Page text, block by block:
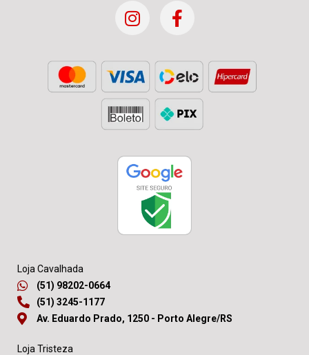
Loja Cavalhada
(51) 98202-0664
(51) 3245-1177
Av. Eduardo Prado, 1250 - Porto Alegre/RS
Loja Tristeza